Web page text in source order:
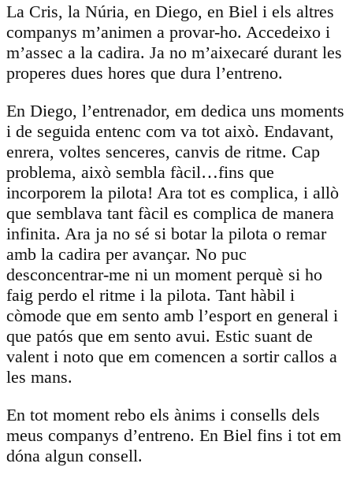
La Cris, la Núria, en Diego, en Biel i els altres
companys m’animen a provar-ho. Accedeixo i
m’assec a la cadira. Ja no m’aixecaré durant les
properes dues hores que dura l’entreno.
En Diego, l’entrenador, em dedica uns moments
i de seguida entenc com va tot això. Endavant,
enrera, voltes senceres, canvis de ritme. Cap
problema, això sembla fàcil…fins que
incorporem la pilota! Ara tot es complica, i allò
que semblava tant fàcil es complica de manera
infinita. Ara ja no sé si botar la pilota o remar
amb la cadira per avançar. No puc
desconcentrar-me ni un moment perquè si ho
faig perdo el ritme i la pilota. Tant hàbil i
còmode que em sento amb l’esport en general i
que patós que em sento avui. Estic suant de
valent i noto que em comencen a sortir callos a
les mans.
En tot moment rebo els ànims i consells dels
meus companys d’entreno. En Biel fins i tot em
dóna algun consell.